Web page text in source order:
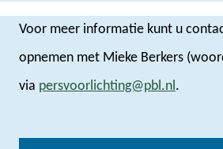
Voor meer informatie kunt u
opnemen met Mieke Berkers
via persvoorlichting@pbl.nl .